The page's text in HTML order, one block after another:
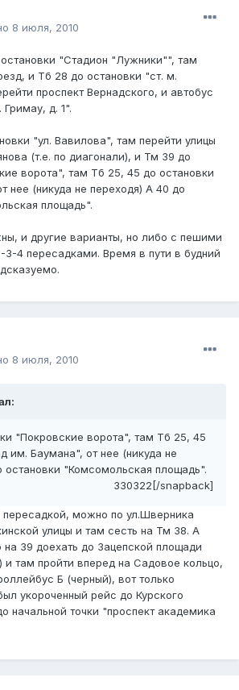
8 июля, 2010
"Стадион "Лужники"", там
и Тб 28 до остановки "ст. м.
проспект Вернадского, и автобус
Гримау, д. 1".
"ул. Вавилова", там перейти улицы
(т.е. по диагонали), и Тм 39 до
ворота", там Тб 25, 45 до остановки
нее (никуда не переходя) А 40 до
площадь".
и другие варианты, но либо с пешими
4 пересадками. Время в пути в будний
8 июля, 2010
"Покровские ворота", там Тб 25, 45
им. Баумана", от нее (никуда не
остановки "Комсомольская площадь".
330322[/snapback]
пересадкой, можно по ул.Шверника
улицы и там сесть на Тм 38. А
на 39 доехать до Зацепской площади
и там пройти вперед на Садовое кольцо,
Б (черный), вот только
укороченный рейс до Курского
начальной точки "проспект академика